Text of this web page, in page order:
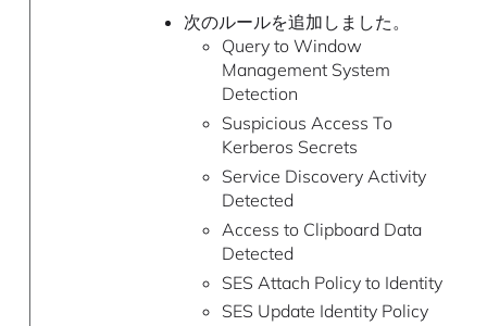
次のルールを追加しました。
Query to Window
Management System
Detection
Suspicious Access To
Kerberos Secrets
Service Discovery Activity
Detected
Access to Clipboard Data
Detected
SES Attach Policy to Identity
SES Update Identity Policy